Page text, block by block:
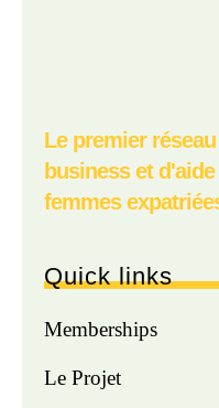
Le premier
business et
femmes
Quick links
Memberships
Le Projet